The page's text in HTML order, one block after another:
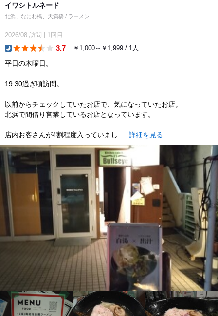
イワシトルネード
北浜、なにわ橋、天満橋 / ラーメン
2026/08 訪問 1回目
3.7 ￥1,000～￥1,999 / 1人
平日の木曜日。
19:30過ぎ頃訪問。
以前からチェックしていたお店で、気になっていたお店。
北浜で間借り営業しているお店となっています。
店内お客さんが4割程度入っていまし... 詳細を見る